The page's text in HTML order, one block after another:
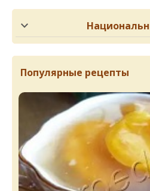
Популярные рецепты